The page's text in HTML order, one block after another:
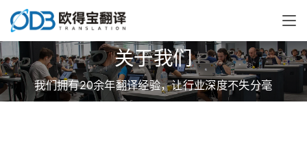
关于我们
我们拥有20余年翻译经验，让行业深度不失分毫